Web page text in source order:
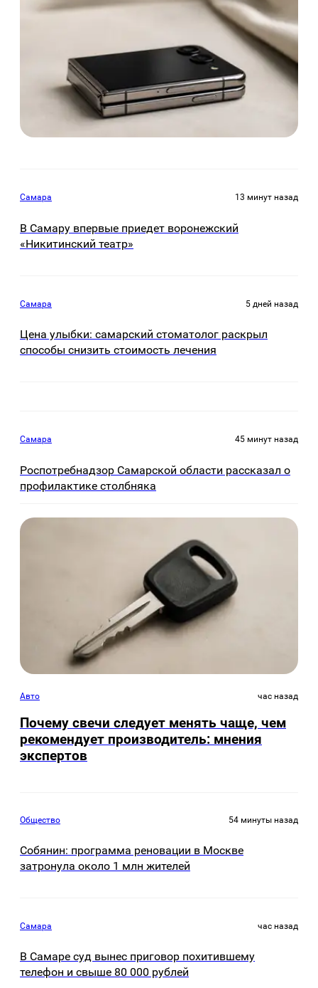
Самара 13 минут назад
В Самару впервые приедет воронежский
«Никитинский театр»
Самара 5 дней назад
Цена улыбки: самарский стоматолог раскрыл
способы снизить стоимость лечения
Самара 45 минут назад
Роспотребнадзор Самарской области рассказал о
профилактике столбняка
Авто час назад
Почему свечи следует менять чаще, чем
рекомендует производитель: мнения
экспертов
Общество 54 минуты назад
Собянин: программа реновации в Москве
затронула около 1 млн жителей
Самара час назад
В Самаре суд вынес приговор похитившему
телефон и свыше 80 000 рублей